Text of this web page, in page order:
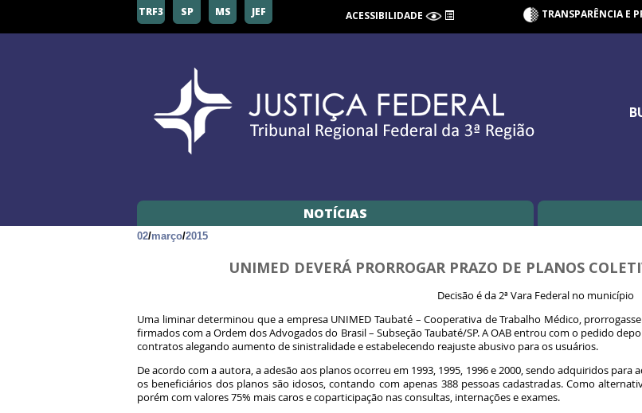
TRF3 SP MS JEF ACESSIBILIDADE TRANSPARÊNCIA E
NOTÍCIAS
02/março/2015
UNIMED DEVERÁ PRORROGAR PRAZO DE PLANOS
Decisão é da 2ª Vara Federal no município
Uma liminar determinou que a empresa UNIMED Taubaté – Cooperativa de Trabalho Médico,
firmados com a Ordem dos Advogados do Brasil – Subseção Taubaté/SP. A OAB entrou com o pedido
contratos alegando aumento de sinistralidade e estabelecendo reajuste abusivo para os usuários.
De acordo com a autora, a adesão aos planos ocorreu em 1993, 1995, 1996 e 2000, sendo adquiridos
os beneficiários dos planos são idosos, contando com apenas 388 pessoas cadastradas. Como
porém com valores 75% mais caros e coparticipação nas consultas, internações e exames.